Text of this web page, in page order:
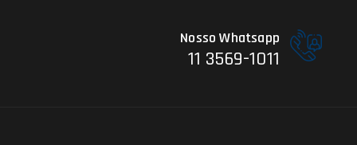
Nosso Whatsapp
11 3569-1011